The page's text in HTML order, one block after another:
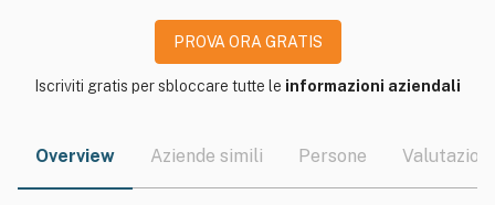
PROVA ORA GRATIS
Iscriviti gratis per sbloccare tutte le informazioni aziendali
Overview Aziende simili Persone Valutazioni